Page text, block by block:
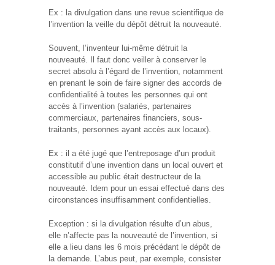
Ex : la divulgation dans une revue scientifique de
l’invention la veille du dépôt détruit la nouveauté.
Souvent, l’inventeur lui-même détruit la
nouveauté. Il faut donc veiller à conserver le
secret absolu à l’égard de l’invention, notamment
en prenant le soin de faire signer des accords de
confidentialité à toutes les personnes qui ont
accès à l’invention (salariés, partenaires
commerciaux, partenaires financiers, sous-
traitants, personnes ayant accès aux locaux).
Ex : il a été jugé que l’entreposage d’un produit
constitutif d’une invention dans un local ouvert et
accessible au public était destructeur de la
nouveauté. Idem pour un essai effectué dans des
circonstances insuffisamment confidentielles.
Exception : si la divulgation résulte d’un abus,
elle n’affecte pas la nouveauté de l’invention, si
elle a lieu dans les 6 mois précédant le dépôt de
la demande. L’abus peut, par exemple, consister